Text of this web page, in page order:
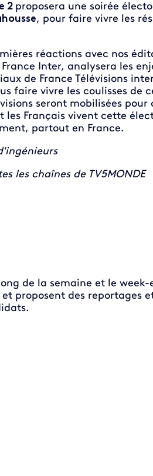
2 proposera une soirée
, pour faire vivre les
réactions avec nos
France Inter, analysera les
de France Télévisions
faire vivre les coulisses de
seront mobilisées
Français vivent cette
partout en France.
les chaînes de TV5MONDE
de la semaine et le week-
proposent des reportages